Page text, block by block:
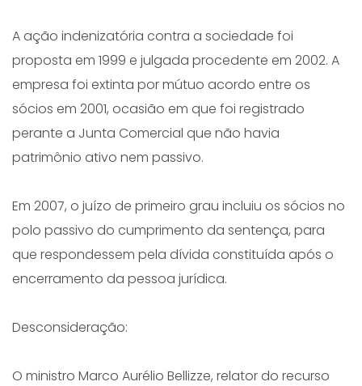
A ação indenizatória contra a sociedade foi
proposta em 1999 e julgada procedente em 2002. A
empresa foi extinta por mútuo acordo entre os
sócios em 2001, ocasião em que foi registrado
perante a Junta Comercial que não havia
patrimônio ativo nem passivo.
Em 2007, o juízo de primeiro grau incluiu os sócios no
polo passivo do cumprimento da sentença, para
que respondessem pela dívida constituída após o
encerramento da pessoa jurídica.
Desconsideração:
O ministro Marco Aurélio Bellizze, relator do recurso